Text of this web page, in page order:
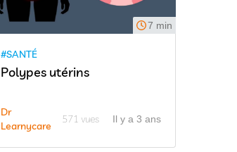
7 min
#SANTÉ
Polypes utérins
Dr
Learnycare
571 vues Il y a 3 ans